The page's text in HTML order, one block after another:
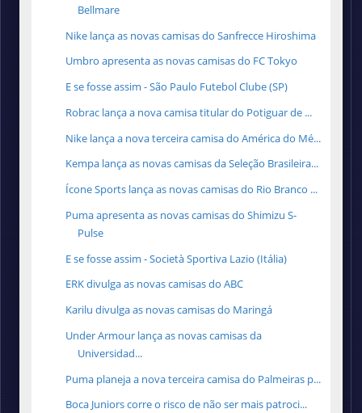
Bellmare
Nike lança as novas camisas do Sanfrecce Hiroshima
Umbro apresenta as novas camisas do FC Tokyo
E se fosse assim - São Paulo Futebol Clube (SP)
Robrac lança a nova camisa titular do Potiguar de ...
Nike lança a nova terceira camisa do América do Mé...
Kempa lança as novas camisas da Seleção Brasileira...
Ícone Sports lança as novas camisas do Rio Branco ...
Puma apresenta as novas camisas do Shimizu S-
Pulse
E se fosse assim - Società Sportiva Lazio (Itália)
ERK divulga as novas camisas do ABC
Karilu divulga as novas camisas do Maringá
Under Armour lança as novas camisas da
Universidad...
Puma planeja a nova terceira camisa do Palmeiras p...
Boca Juniors corre o risco de não ser mais patroci...